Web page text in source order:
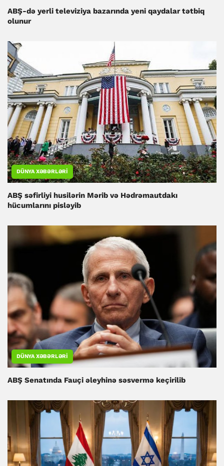
ABŞ-də yerli televiziya bazarında yeni qaydalar tətbiq
olunur
DÜNYA XƏBƏRLƏRI
ABŞ səfirliyi husilərin Mərib və Hədrəmautdakı
hücumlarını pisləyib
DÜNYA XƏBƏRLƏRI
ABŞ Senatında Fauçi əleyhinə səsvermə keçirilib